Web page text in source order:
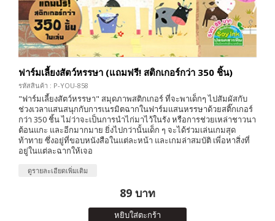
ฟาร์มเลี้ยงสัตว์หรรษา (แถมฟรี! สติกเกอร์กว่า 350 ชิ้น)
รหัสสินค้า : P-YOU-858
"ฟาร์มเลี้ยงสัตว์หรรษา" สมุดภาพสติกเกอร์ ที่จะพาเด็กๆ ไปสัมผัสกับ
ช่วงเวลาแสนสนุกกับการเนรมิตฉากในฟาร์มแสนหรรษาด้วยสติ๊กเกอร์
กว่า 350 ชิ้น ไม่ว่าจะเป็นการนำไก่มาไว้ในรัง หรือการช่วยเหล่าชาวนา
ต้อนแกะ และอีกมากมาย ยิ่งไปกว่านั้นเด็ก ๆ จะได้ร่วมเล่นเกมสุด
ท้าทาย ซึ่งอยู่ที่ขอบหนังสือในแต่ละหน้า และเกมล่าสมบัติ เพี่อหาสิ่งที่
อยู่ในแต่ละฉากให้เจอ
ดูรายละเอียดเพิ่มเติม
89 บาท
หยิบใส่ตะกร้า